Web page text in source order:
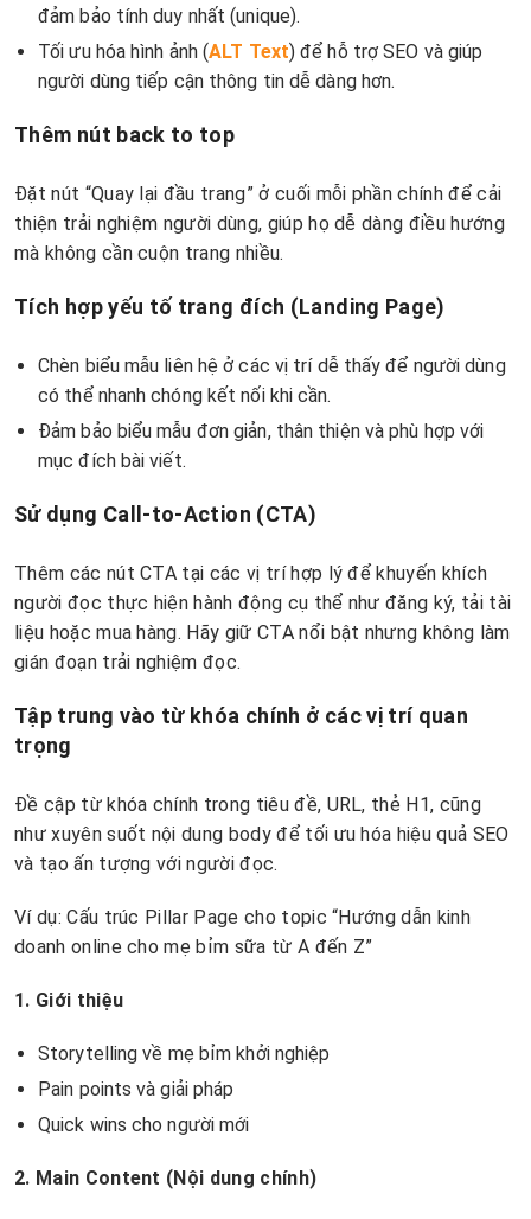
đảm bảo tính duy nhất (unique).
Tối ưu hóa hình ảnh (ALT Text) để hỗ trợ SEO và giúp
người dùng tiếp cận thông tin dễ dàng hơn.
Thêm nút back to top
Đặt nút “Quay lại đầu trang” ở cuối mỗi phần chính để cải
thiện trải nghiệm người dùng, giúp họ dễ dàng điều hướng
mà không cần cuộn trang nhiều.
Tích hợp yếu tố trang đích (Landing Page)
Chèn biểu mẫu liên hệ ở các vị trí dễ thấy để người dùng
có thể nhanh chóng kết nối khi cần.
Đảm bảo biểu mẫu đơn giản, thân thiện và phù hợp với
mục đích bài viết.
Sử dụng Call-to-Action (CTA)
Thêm các nút CTA tại các vị trí hợp lý để khuyến khích
người đọc thực hiện hành động cụ thể như đăng ký, tải tài
liệu hoặc mua hàng. Hãy giữ CTA nổi bật nhưng không làm
gián đoạn trải nghiệm đọc.
Tập trung vào từ khóa chính ở các vị trí quan
trọng
Đề cập từ khóa chính trong tiêu đề, URL, thẻ H1, cũng
như xuyên suốt nội dung body để tối ưu hóa hiệu quả SEO
và tạo ấn tượng với người đọc.
Ví dụ: Cấu trúc Pillar Page cho topic “Hướng dẫn kinh
doanh online cho mẹ bỉm sữa từ A đến Z”
1. Giới thiệu
Storytelling về mẹ bỉm khởi nghiệp
Pain points và giải pháp
Quick wins cho người mới
2. Main Content (Nội dung chính)